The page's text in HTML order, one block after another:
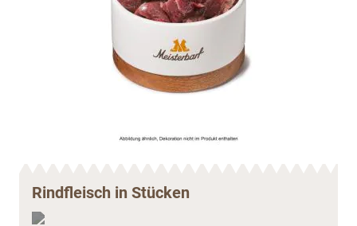
Rindfleisch in Stücken